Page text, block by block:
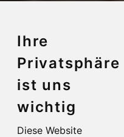
Ihre
Privatsphäre
ist uns
wichtig
Diese Website